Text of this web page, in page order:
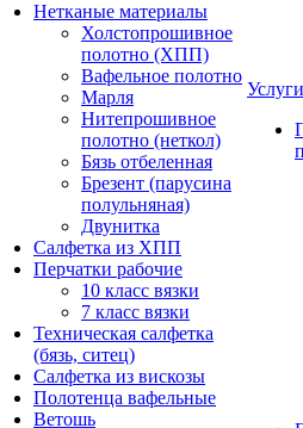
Нетканые материалы
Холстопрошивное
полотно (ХПП)
Вафельное полотно
Марля
Нитепрошивное
полотно (неткол)
Бязь отбеленная
Брезент (парусина
полульняная)
Двунитка
Салфетка из ХПП
Перчатки рабочие
10 класс вязки
7 класс вязки
Техническая салфетка
(бязь, ситец)
Салфетка из вискозы
Полотенца вафельные
Ветошь